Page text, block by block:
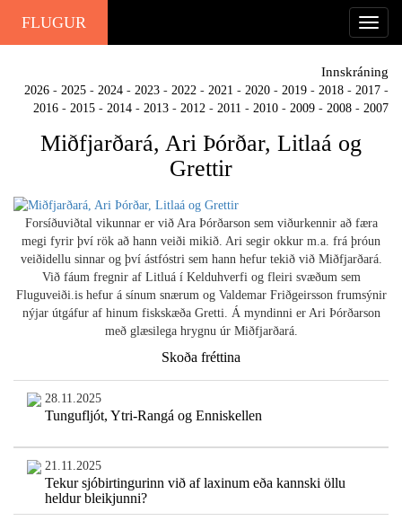
FLUGUR
Innskráning
2026 - 2025 - 2024 - 2023 - 2022 - 2021 - 2020 - 2019 - 2018 - 2017 -
2016 - 2015 - 2014 - 2013 - 2012 - 2011 - 2010 - 2009 - 2008 - 2007
Miðfjarðará, Ari Þórðar, Litlaá og
Grettir
Forsíðuviðtal vikunnar er við Ara Þórðarson sem viðurkennir að færa
megi fyrir því rök að hann veiði mikið. Ari segir okkur m.a. frá þróun
veiðidellu sinnar og því ástfóstri sem hann hefur tekið við Miðfjarðará.
Við fáum fregnir af Litluá í Kelduhverfi og fleiri svæðum sem
Fluguveiði.is hefur á sínum snærum og Valdemar Friðgeirsson frumsýnir
nýjar útgáfur af hinum fiskskæða Gretti. Á myndinni er Ari Þórðarson
með glæsilega hrygnu úr Miðfjarðará.
Skoða fréttina
28.11.2025
Tungufljót, Ytri-Rangá og Enniskellen
21.11.2025
Tekur sjóbirtingurinn við af laxinum eða kannski öllu
heldur bleikjunni?